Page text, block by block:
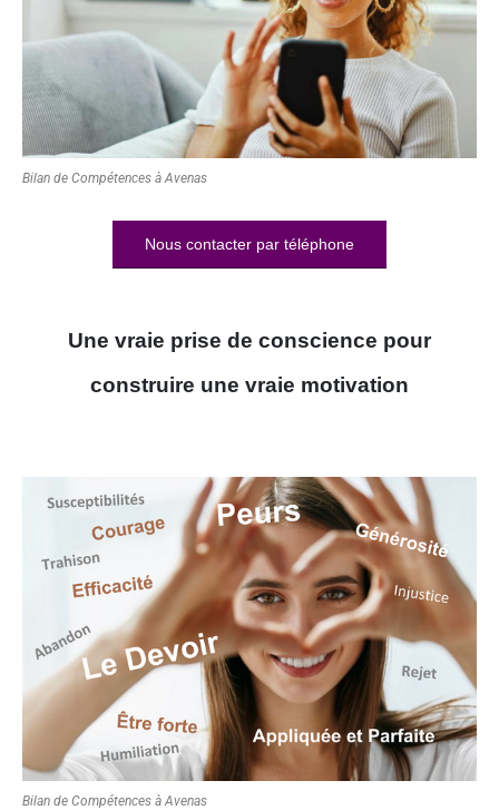
Bilan de Compétences à Avenas
Nous contacter par téléphone
Une vraie prise de conscience pour
construire une vraie motivation
Bilan de Compétences à Avenas